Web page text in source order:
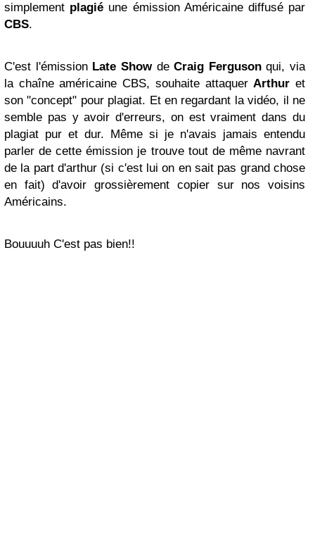
simplement plagié une émission Américaine diffusé par
CBS.
C'est l'émission Late ShowdeCraig Fergusonqui, via
la chaîne américaine CBS, souhaite attaquerArthur et
son "concept" pour plagiat. Et en regardant la vidéo, il ne
semble pas y avoir d'erreurs, on est vraiment dans du
plagiat pur et dur. Même si je n'avais jamais entendu
parler de cette émission je trouve tout de même navrant
de la part d'arthur (si c'est lui on en sait pas grand chose
en fait) d'avoir grossièrement copier sur nos voisins
Américains.
Bouuuuh C'est pas bien!!